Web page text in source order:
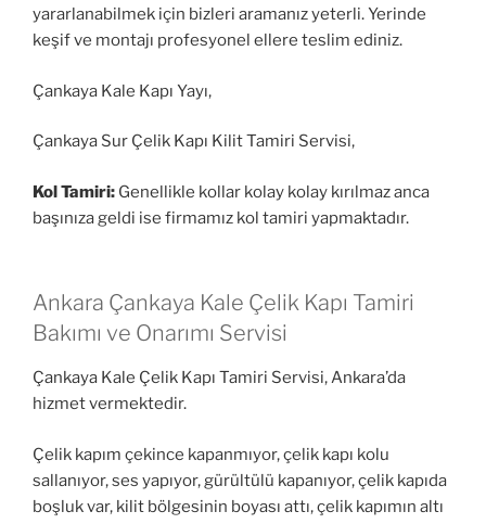
yararlanabilmek için bizleri aramanız yeterli. Yerinde
keşif ve montajı profesyonel ellere teslim ediniz.
Çankaya Kale Kapı Yayı,
Çankaya Sur Çelik Kapı Kilit Tamiri Servisi,
Kol Tamiri: Genellikle kollar kolay kolay kırılmaz anca
başınıza geldi ise firmamız kol tamiri yapmaktadır.
Ankara Çankaya Kale Çelik Kapı Tamiri
Bakımı ve Onarımı Servisi
Çankaya Kale Çelik Kapı Tamiri Servisi, Ankara’da
hizmet vermektedir.
Çelik kapım çekince kapanmıyor, çelik kapı kolu
sallanıyor, ses yapıyor, gürültülü kapanıyor, çelik kapıda
boşluk var, kilit bölgesinin boyası attı, çelik kapımın altı